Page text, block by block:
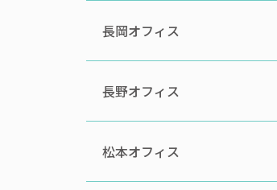
長岡オフィス
長野オフィス
松本オフィス